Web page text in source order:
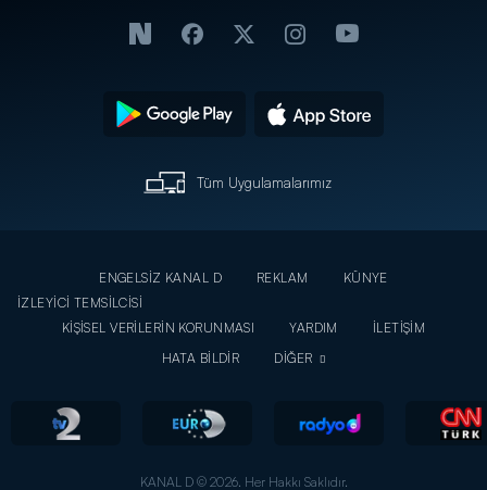
Tüm Uygulamalarımız
ENGELSİZ KANAL D REKLAM
KÜNYE
İZLEYİCİ TEMSİLCİSİ
KİŞİSEL VERİLERİN KORUNMASI
YARDIM
İLETİŞİM
HATA BİLDİR
DİĞER
KANAL D © 2026. Her Hakkı Saklıdır.